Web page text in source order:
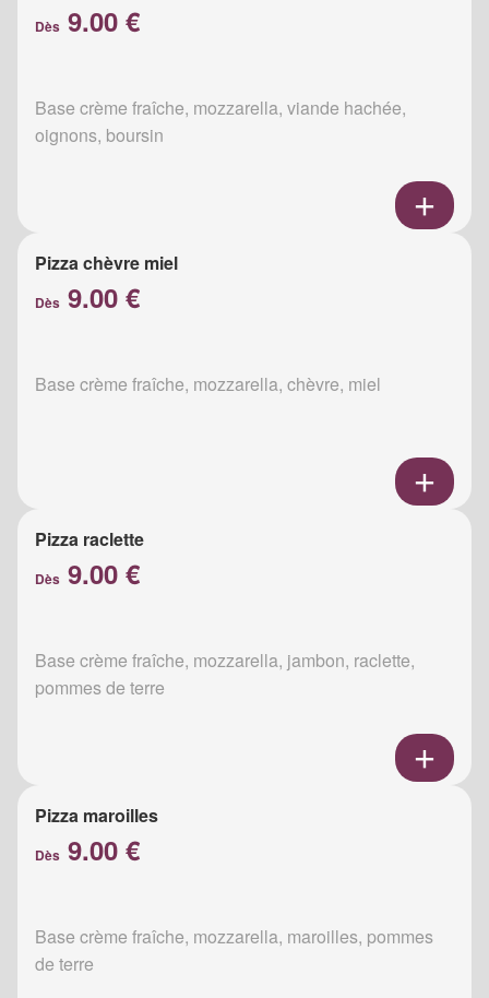
Dès 9.00 €
Base crème fraîche, mozzarella, viande hachée,
oignons, boursin
Pizza chèvre miel
Dès 9.00 €
Base crème fraîche, mozzarella, chèvre, miel
Pizza raclette
Dès 9.00 €
Base crème fraîche, mozzarella, jambon, raclette,
pommes de terre
Pizza maroilles
Dès 9.00 €
Base crème fraîche, mozzarella, maroilles, pommes
de terre